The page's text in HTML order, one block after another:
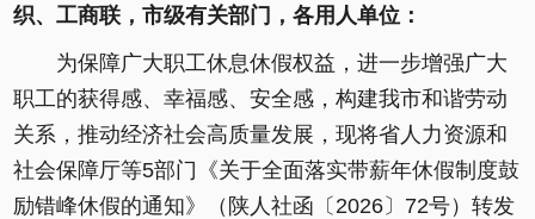
织、工商联，市级有关部门，各用人单位：
为保障广大职工休息休假权益，进一步增强广大
职工的获得感、幸福感、安全感，构建我市和谐劳动
关系，推动经济社会高质量发展，现将省人力资源和
社会保障厅等5部门《关于全面落实带薪年休假制度鼓
励错峰休假的通知》（陕人社函〔2026〕72号）转发